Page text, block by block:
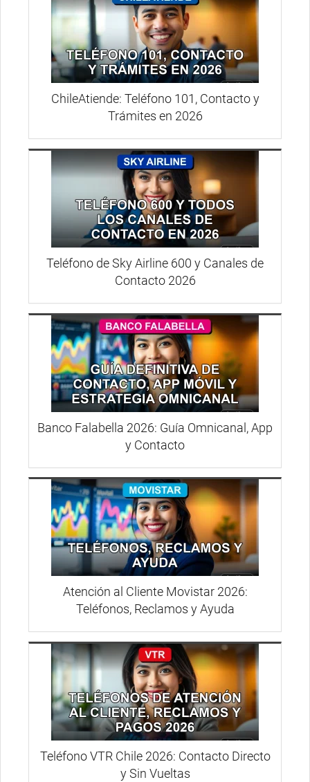
ChileAtiende: Teléfono 101, Contacto y
Trámites en 2026
Teléfono de Sky Airline 600 y Canales de
Contacto 2026
Banco Falabella 2026: Guía Omnicanal, App
y Contacto
Atención al Cliente Movistar 2026:
Teléfonos, Reclamos y Ayuda
Teléfono VTR Chile 2026: Contacto Directo
y Sin Vueltas